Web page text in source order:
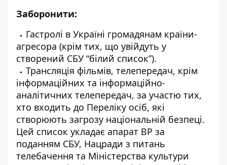
Заборонити:
Гастролі в Україні громадянам країни-
агресора (крім тих, що увійдуть у
створений СБУ “білий список”).
Трансляція фільмів, телепередач, крім
інформаційних та інформаційно-
аналітичних телепередач, за участю тих,
хто входить до Переліку осіб, які
створюють загрозу національній безпеці.
Цей список укладає апарат ВР за
поданням СБУ, Нацради з питань
телебачення та Міністерства культури